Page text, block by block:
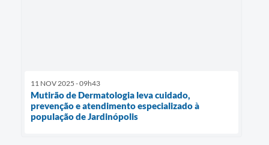
11 NOV 2025 - 09h43
Mutirão de Dermatologia leva cuidado,
prevenção e atendimento especializado à
população de Jardinópolis